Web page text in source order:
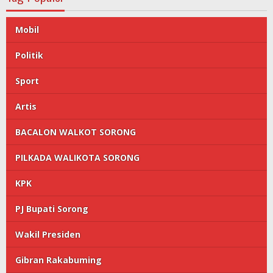
Mobil
Politik
Sport
Artis
BACALON WALKOT SORONG
PILKADA WALIKOTA SORONG
KPK
PJ Bupati Sorong
Wakil Presiden
Gibran Rakabuming